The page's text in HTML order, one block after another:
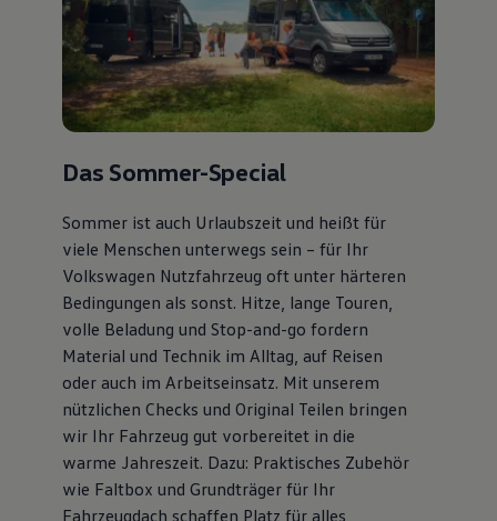
Das Sommer-Special
Sommer ist auch Urlaubszeit und heißt für
viele Menschen unterwegs sein – für Ihr
Volkswagen Nutzfahrzeug oft unter härteren
Bedingungen als sonst. Hitze, lange Touren,
volle Beladung und Stop-and-go fordern
Material und Technik im Alltag, auf Reisen
oder auch im Arbeitseinsatz. Mit unserem
nützlichen Checks und Original Teilen bringen
wir Ihr Fahrzeug gut vorbereitet in die
warme Jahreszeit. Dazu: Praktisches Zubehör
wie Faltbox und Grundträger für Ihr
Fahrzeugdach schaffen Platz für alles